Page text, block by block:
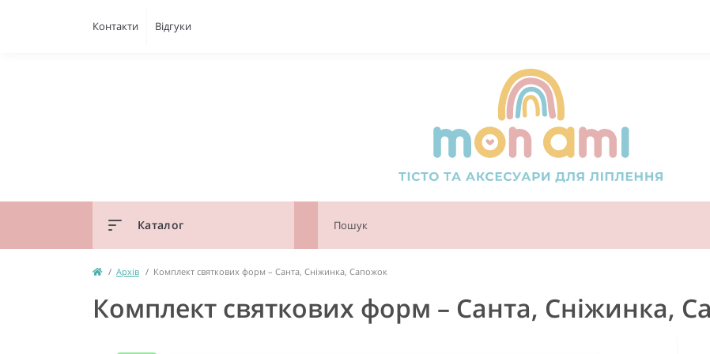
Контакти Відгуки
Каталог
Архів Комплект святкових форм – Санта, Сніжинка, Сапожок
Комплект святкових форм – Санта, Сніжинка,